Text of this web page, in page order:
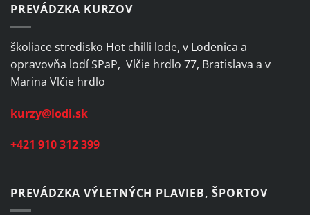
PREVÁDZKA KURZOV
školiace stredisko Hot chilli lode, v Lodenica a
opravovňa lodí SPaP, Vlčie hrdlo 77, Bratislava a v
Marina Vlčie hrdlo
kurzy@lodi.sk
+421 910 312 399
PREVÁDZKA VÝLETNÝCH PLAVIEB, ŠPORTOV